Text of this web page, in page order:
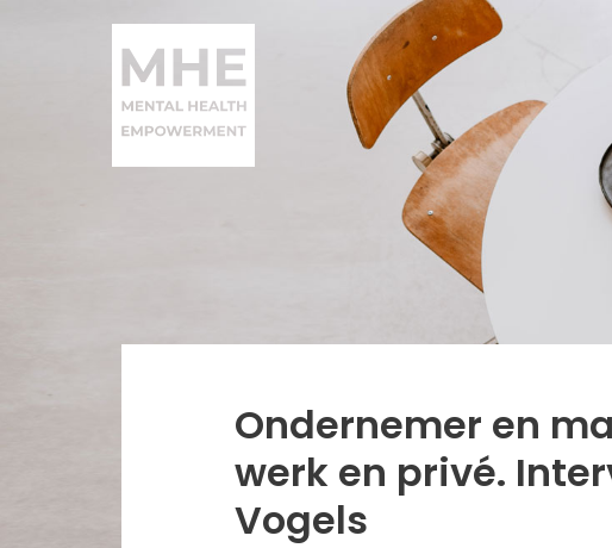
Ondernemer en
werk en privé.
Vogels